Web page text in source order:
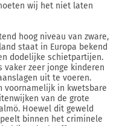
wij het niet laten
hoog niveau van zware,
staat in Europa bekend
dodelijke schietpartijen.
zeer jonge kinderen
uit te voeren.
voornamelijk in kwetsbare
van de grote
Hoewel dit geweld
binnen het criminele